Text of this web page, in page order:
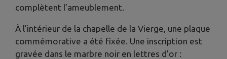
complètent l’ameublement.
À l’intérieur de la chapelle de la Vierge, une plaque
commémorative a été fixée. Une inscription est
gravée dans le marbre noir en lettres d’or :